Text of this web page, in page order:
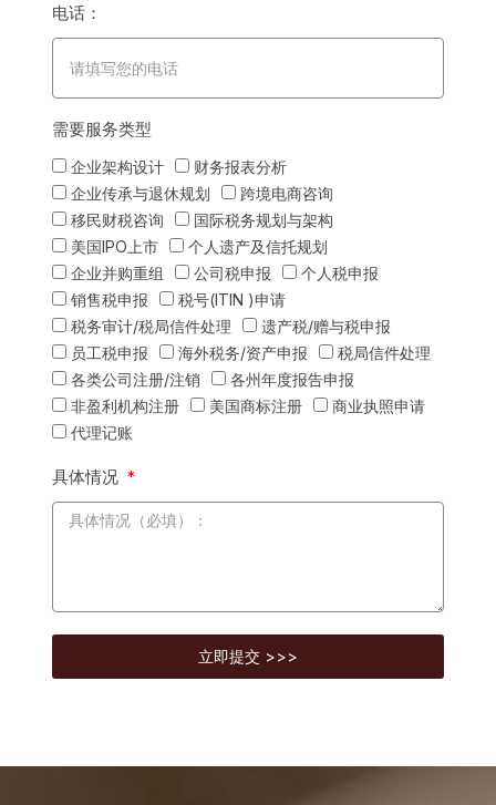
电话：
需要服务类型
企业架构设计
财务报表分析
企业传承与退休规划
跨境电商咨询
移民财税咨询
国际税务规划与架构
美国IPO上市
个人遗产及信托规划
企业并购重组
公司税申报
个人税申报
销售税申报
税号(ITIN )申请
税务审计/税局信件处理
遗产税/赠与税申报
员工税申报
海外税务/资产申报
税局信件处理
各类公司注册/注销
各州年度报告申报
非盈利机构注册
美国商标注册
商业执照申请
代理记账
具体情况
立即提交 >>>